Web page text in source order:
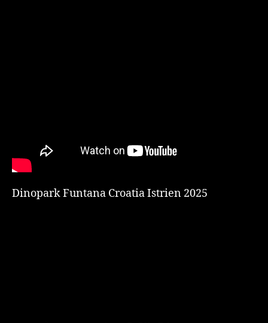
Dinopark Funtana Croatia Istrien 2025